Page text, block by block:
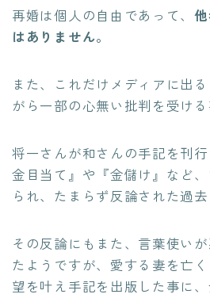
再婚は個人の自由であって、
はありません。
また、これだけメディアに出
がら一部の心無い批判を受ける
将一さんが和さんの手記を刊
金目当て』や『金儲け』など
られ、たまらず反論された過去
その反論にもまた、言葉使い
たようですが、愛する妻を亡
望を叶え手記を出版した事に